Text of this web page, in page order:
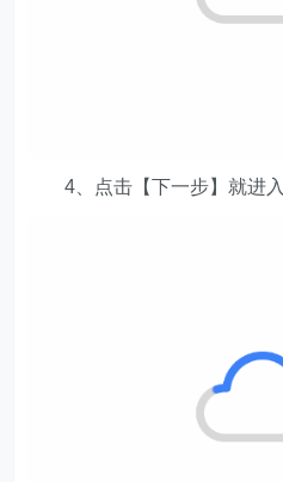
4、点击【下一步】就进入